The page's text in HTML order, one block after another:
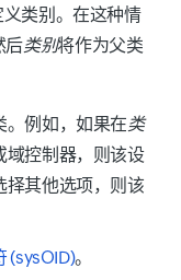
类别。在这种情
后类别将作为父类
。例如，如果在类
域控制器，则该设
择其他选项，则该
(sysOID)。